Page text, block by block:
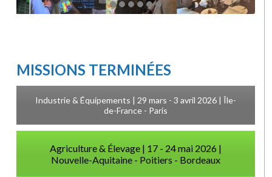
MISSIONS TERMINÉES
Industrie & Équipements | 29 mars - 3 avril 2026 | Île-
de-France - Paris
Agriculture & Élevage | 17 - 24 mai 2026 |
Nouvelle-Aquitaine - Poitiers - Bordeaux